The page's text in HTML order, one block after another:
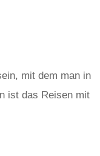
mit dem man in
ist das Reisen mit